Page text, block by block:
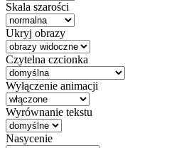
Skala szarości
Ukryj obrazy
Czytelna czcionka
Wyłączenie animacji
Wyrównanie tekstu
Nasycenie